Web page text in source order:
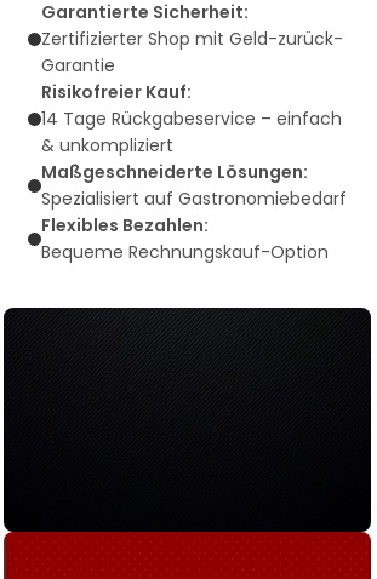
Garantierte Sicherheit:
Zertifizierter Shop mit Geld-zurück-
Garantie
Risikofreier Kauf:
14 Tage Rückgabeservice – einfach
& unkompliziert
Maßgeschneiderte Lösungen:
Spezialisiert auf Gastronomiebedarf
Flexibles Bezahlen:
Bequeme Rechnungskauf-Option
Sie haben nicht das passende